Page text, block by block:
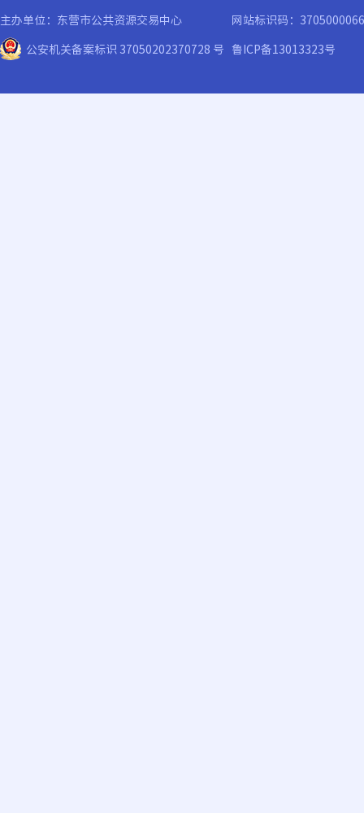
主办单位：东营市公共资源交易中心
网站标识码：3705000066
公安机关备案标识 37050202370728 号 鲁ICP备13013323号